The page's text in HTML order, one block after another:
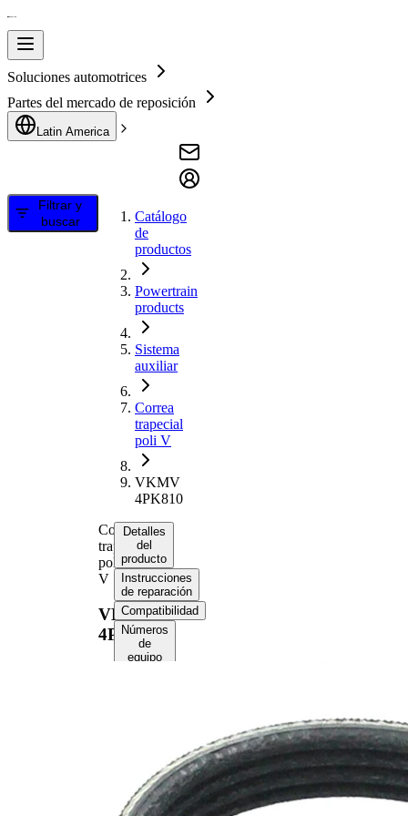
Soluciones automotrices
Partes del mercado de reposición
Latin America
Filtrar y
buscar
Catálogo
de
productos
Powertrain
products
Sistema
auxiliar
Correa
trapecial
poli V
VKMV
4PK810
Correa
trapecial
poli
V
VKMV
4PK810
Detalles
del
producto
Instrucciones
de reparación
Compatibilidad
Números
de
equipo
producto
Propiedad
Valor
Longitud
810 mm
14,24